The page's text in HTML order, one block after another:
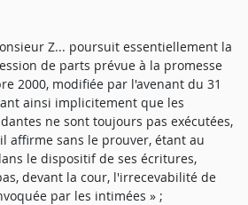
Z... poursuit essentiellement la
de parts prévue à la promesse
2000, modifiée par l'avenant du 31
ainsi implicitement que les
ne sont toujours pas exécutées,
affirme sans le prouver, étant au
le dispositif de ses écritures,
devant la cour, l'irrecevabilité de
par les intimées » ;